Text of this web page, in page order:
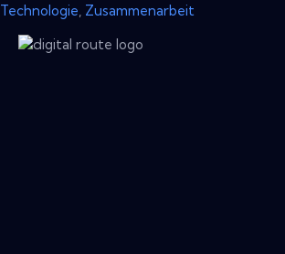
Technologie Zusammenarbeit